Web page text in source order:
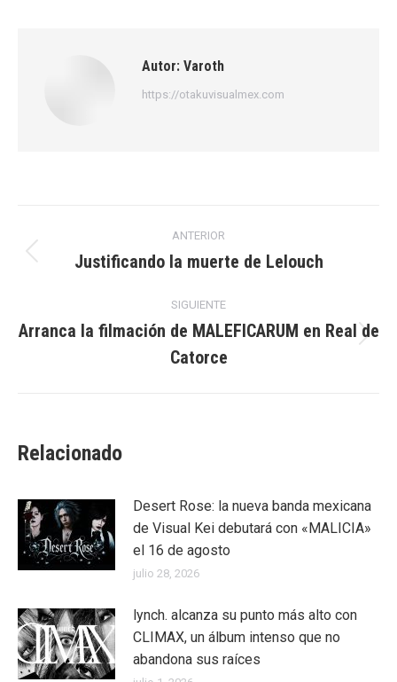
Autor: Varoth
https://otakuvisualmex.com
entre
publicaciones
ANTERIOR
Publicación
Justificando la muerte de Lelouch
SIGUIENTE
siguiente:
Arranca la filmación de MALEFICARUM en Real de
Catorce
Relacionado
Desert Rose: la nueva banda mexicana
de Visual Kei debutará con «MALICIA»
el 16 de agosto
julio 28, 2026
lynch. alcanza su punto más alto con
CLIMAX, un álbum intenso que no
abandona sus raíces